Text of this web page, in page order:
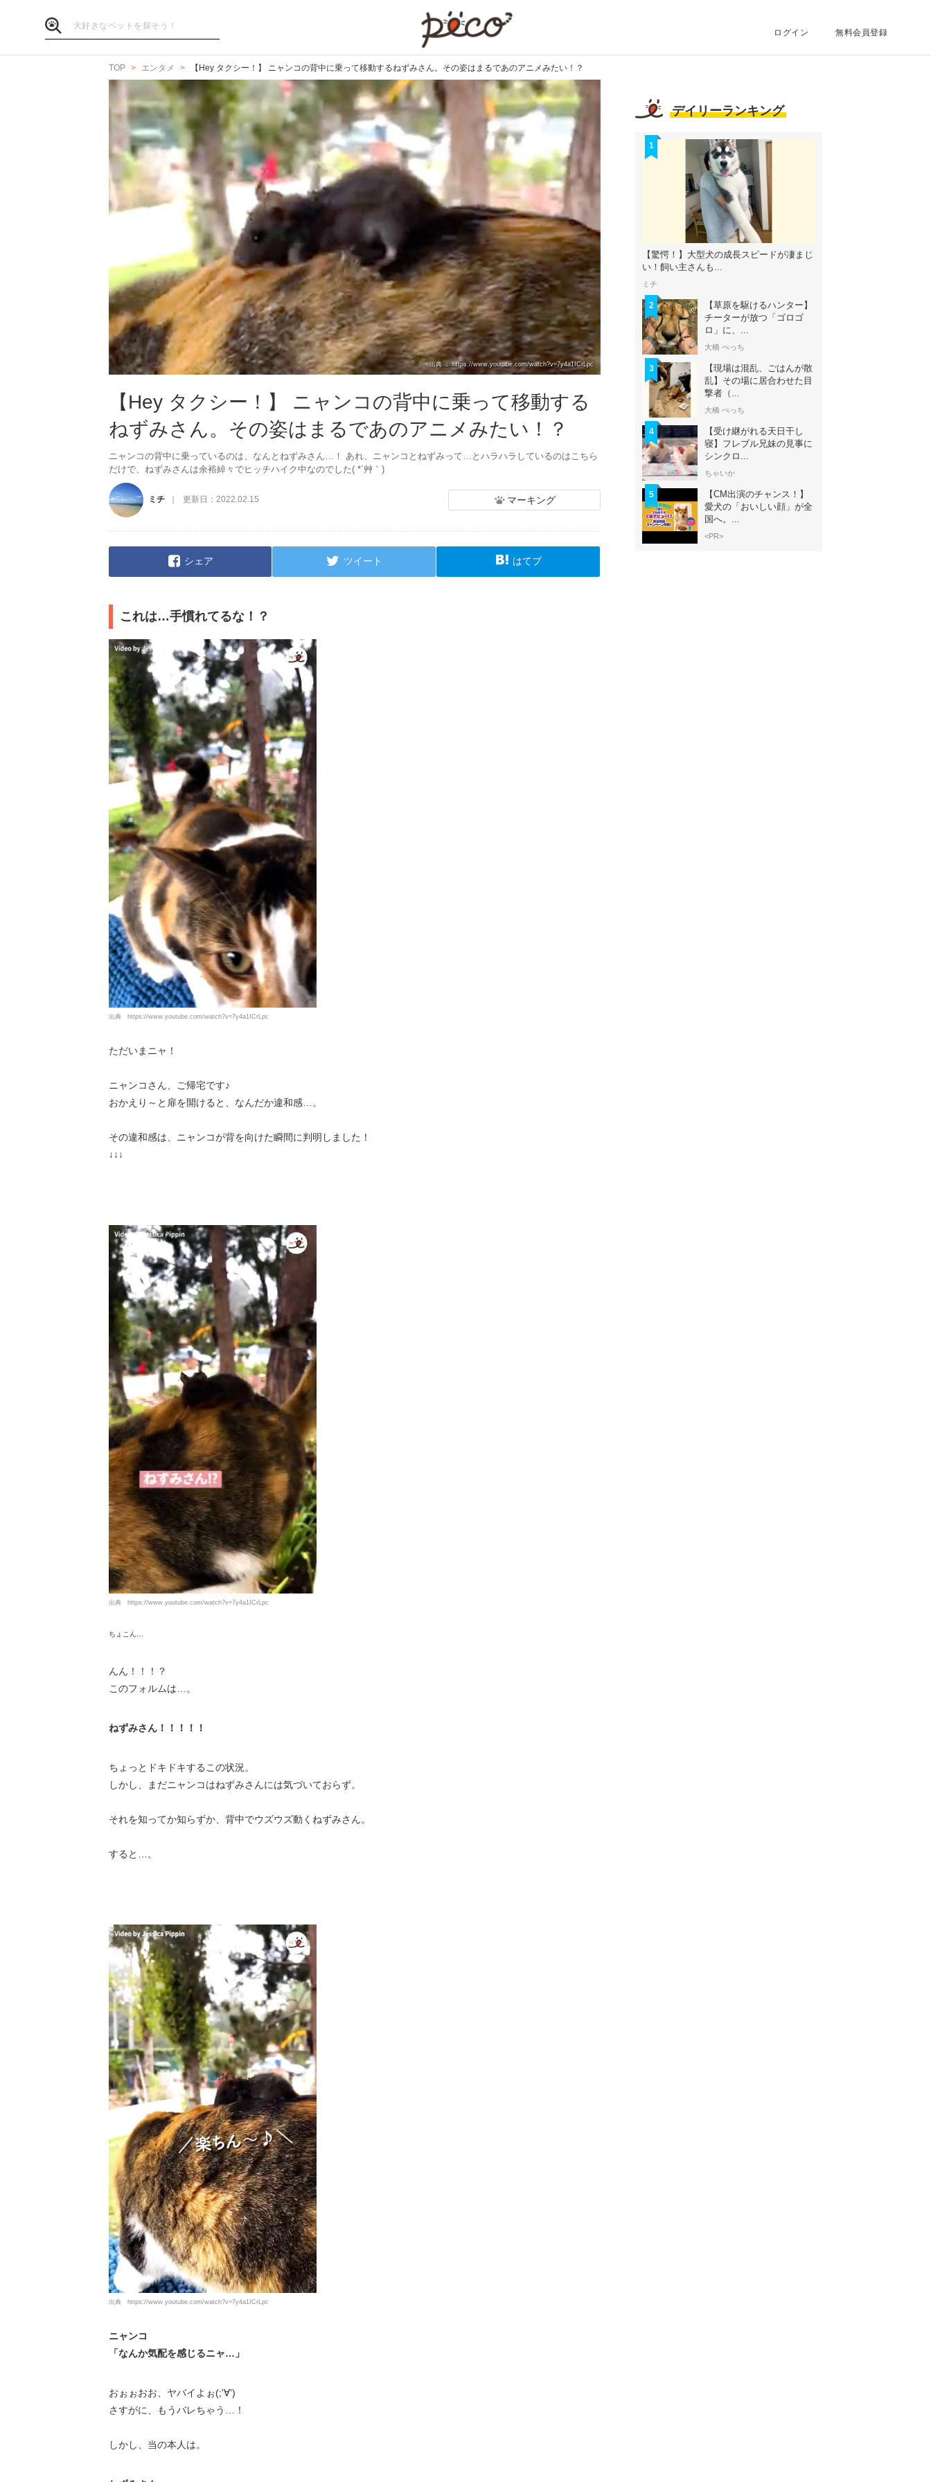
ログイン 無料会員登録
TOP エンタメ 【Hey タクシー！】 ニャンコの背中に乗って移動するねずみさん。その姿はまるであのアニメみたい！？
出典 ： https://www.youtube.com/watch?v=7y4a1ICrLpc
【Hey タクシー！】 ニャンコの背中に乗って移動する
ねずみさん。その姿はまるであのアニメみたい！？
ニャンコの背中に乗っているのは、なんとねずみさん…！ あれ、ニャンコとねずみって…とハラハラしているのはこちら
だけで、ねずみさんは余裕綽々でヒッチハイク中なのでした( *´艸｀)
ミチ 更新日： 2022.02.15 マーキング
シェア ツイート はてブ
これは…手慣れてるな！？
出典 https://www.youtube.com/watch?v=7y4a1ICrLpc
ただいまニャ！
ニャンコさん、ご帰宅です♪
おかえり～と扉を開けると、なんだか違和感…。
その違和感は、ニャンコが背を向けた瞬間に判明しました！
↓↓↓
出典 https://www.youtube.com/watch?v=7y4a1ICrLpc
ちょこん…
んん！！！？
このフォルムは…。
ねずみさん！！！！！
ちょっとドキドキするこの状況。
しかし、まだニャンコはねずみさんには気づいておらず。
それを知ってか知らずか、背中でウズウズ動くねずみさん。
すると…。
出典 https://www.youtube.com/watch?v=7y4a1ICrLpc
ニャンコ
「なんか気配を感じるニャ…」
おぉぉおお、ヤバイよぉ(;'∀')
さすがに、もうバレちゃう…！
しかし、当の本人は。
デイリーランキング
1
【驚愕！】大型犬の成長スピードが凄まじ
い！飼い主さんも...
ミチ
2
【草原を駆けるハンター】
チーターが放つ「ゴロゴ
ロ」に、...
大橋 ぺっち
3
【現場は混乱、ごはんが散
乱】その場に居合わせた目
撃者（...
大橋 ぺっち
4
【受け継がれる天日干し
寝】フレブル兄妹の見事に
シンクロ...
ちゃいか
5
【CM出演のチャンス！】
愛犬の「おいしい顔」が全
国へ。...
<PR>